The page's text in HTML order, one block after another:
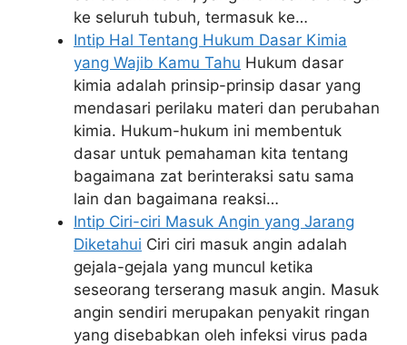
ke seluruh tubuh, termasuk ke…
Intip Hal Tentang Hukum Dasar Kimia
yang Wajib Kamu Tahu Hukum dasar
kimia adalah prinsip-prinsip dasar yang
mendasari perilaku materi dan perubahan
kimia. Hukum-hukum ini membentuk
dasar untuk pemahaman kita tentang
bagaimana zat berinteraksi satu sama
lain dan bagaimana reaksi…
Intip Ciri-ciri Masuk Angin yang Jarang
Diketahui Ciri ciri masuk angin adalah
gejala-gejala yang muncul ketika
seseorang terserang masuk angin. Masuk
angin sendiri merupakan penyakit ringan
yang disebabkan oleh infeksi virus pada